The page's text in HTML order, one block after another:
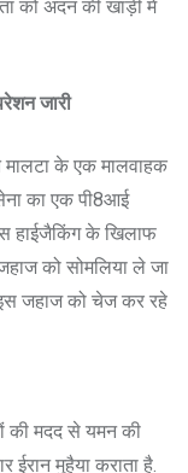
को अदन की खाड़ी में
जारी
के एक मालवाहक
का एक पी8आई
हाईजैकिंग के खिलाफ
को सोमलिया ले जा
इस जहाज को चेज कर रहे
की मदद से यमन की
मुहैया कराता है.